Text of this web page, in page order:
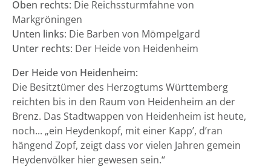
Oben rechts: Die Reichssturmfahne von
Markgröningen
Unten links: Die Barben von Mömpelgard
Unter rechts: Der Heide von Heidenheim
Der Heide von Heidenheim:
Die Besitztümer des Herzogtums Württemberg
reichten bis in den Raum von Heidenheim an der
Brenz. Das Stadtwappen von Heidenheim ist heute,
noch... „ein Heydenkopf, mit einer Kapp’, d’ran
hängend Zopf, zeigt dass vor vielen Jahren gemein
Heydenvölker hier gewesen sein.“